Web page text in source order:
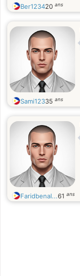
Ber123420 ans
Sami12335 ans
Faridbenal...61 ans